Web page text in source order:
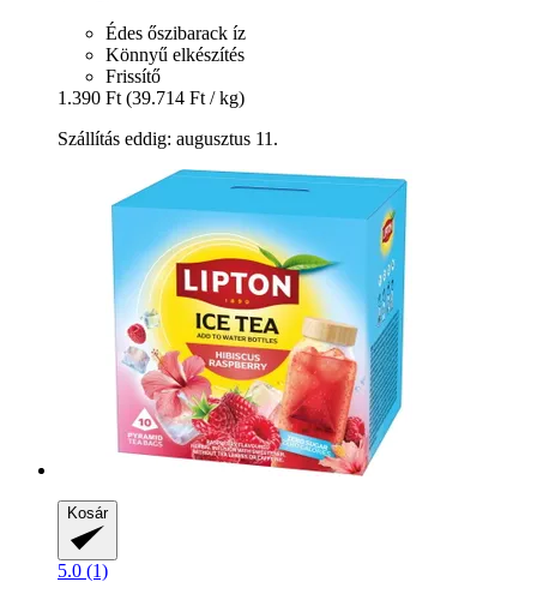
Édes őszibarack íz
Könnyű elkészítés
Frissítő
1.390 Ft (39.714 Ft / kg)
Szállítás eddig: augusztus 11.
Kosár
5.0 (1)